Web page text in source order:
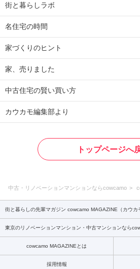
街と暮らしラボ
名住宅の時間
家づくりのヒント
家、売りました
中古住宅の賢い買い方
カウカモ編集部より
トップページへ
中古・リノベーションマンションならcowcamo
街と暮らしの先輩マガジン cowcamo MAGAZINE（カウカ
東京のリノベーションマンション・中古マンションなら
cowcamo MAGAZINEとは
採用情報